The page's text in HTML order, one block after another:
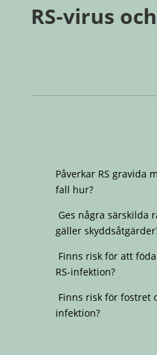
RS-virus
Påverkar RS gravida
fall hur?
Ges några särskilda
gäller
Finns risk för att
RS-infektion?
Finns risk för fostret
infektion?